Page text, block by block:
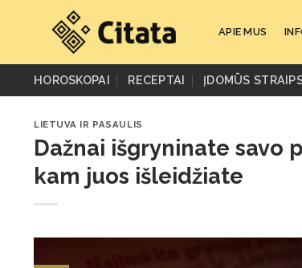
APIE MUS
HOROSKOPAI RECEPTAI ĮDOMŪS
LIETUVA IR PASAULIS
Dažnai išgryninate savo
kam juos išleidžiate